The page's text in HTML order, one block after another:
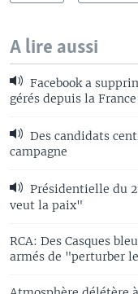
A lire aussi
Facebook a
gérés depuis la
Des candidats
campagne
Présidentielle du
veut la paix"
RCA: Des Casques
armés de "perturber